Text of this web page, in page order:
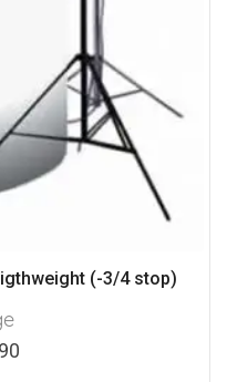
(-3/4 stop)